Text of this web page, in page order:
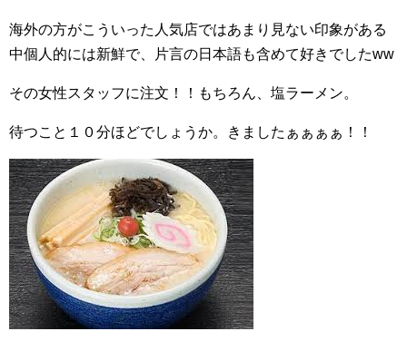
海外の方がこういった人気店ではあまり見ない印象がある
中個人的には新鮮で、片言の日本語も含めて好きでしたww
その女性スタッフに注文！！もちろん、塩ラーメン。
待つこと１０分ほどでしょうか。きましたぁぁぁぁ！！